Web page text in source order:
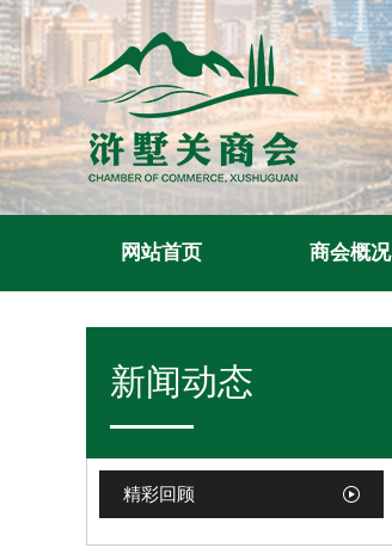
网站首页 商会概况
新闻动态
精彩回顾